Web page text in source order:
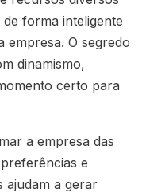
forma inteligente
empresa. O segredo
dinamismo,
certo para
a empresa das
e
ajudam a gerar